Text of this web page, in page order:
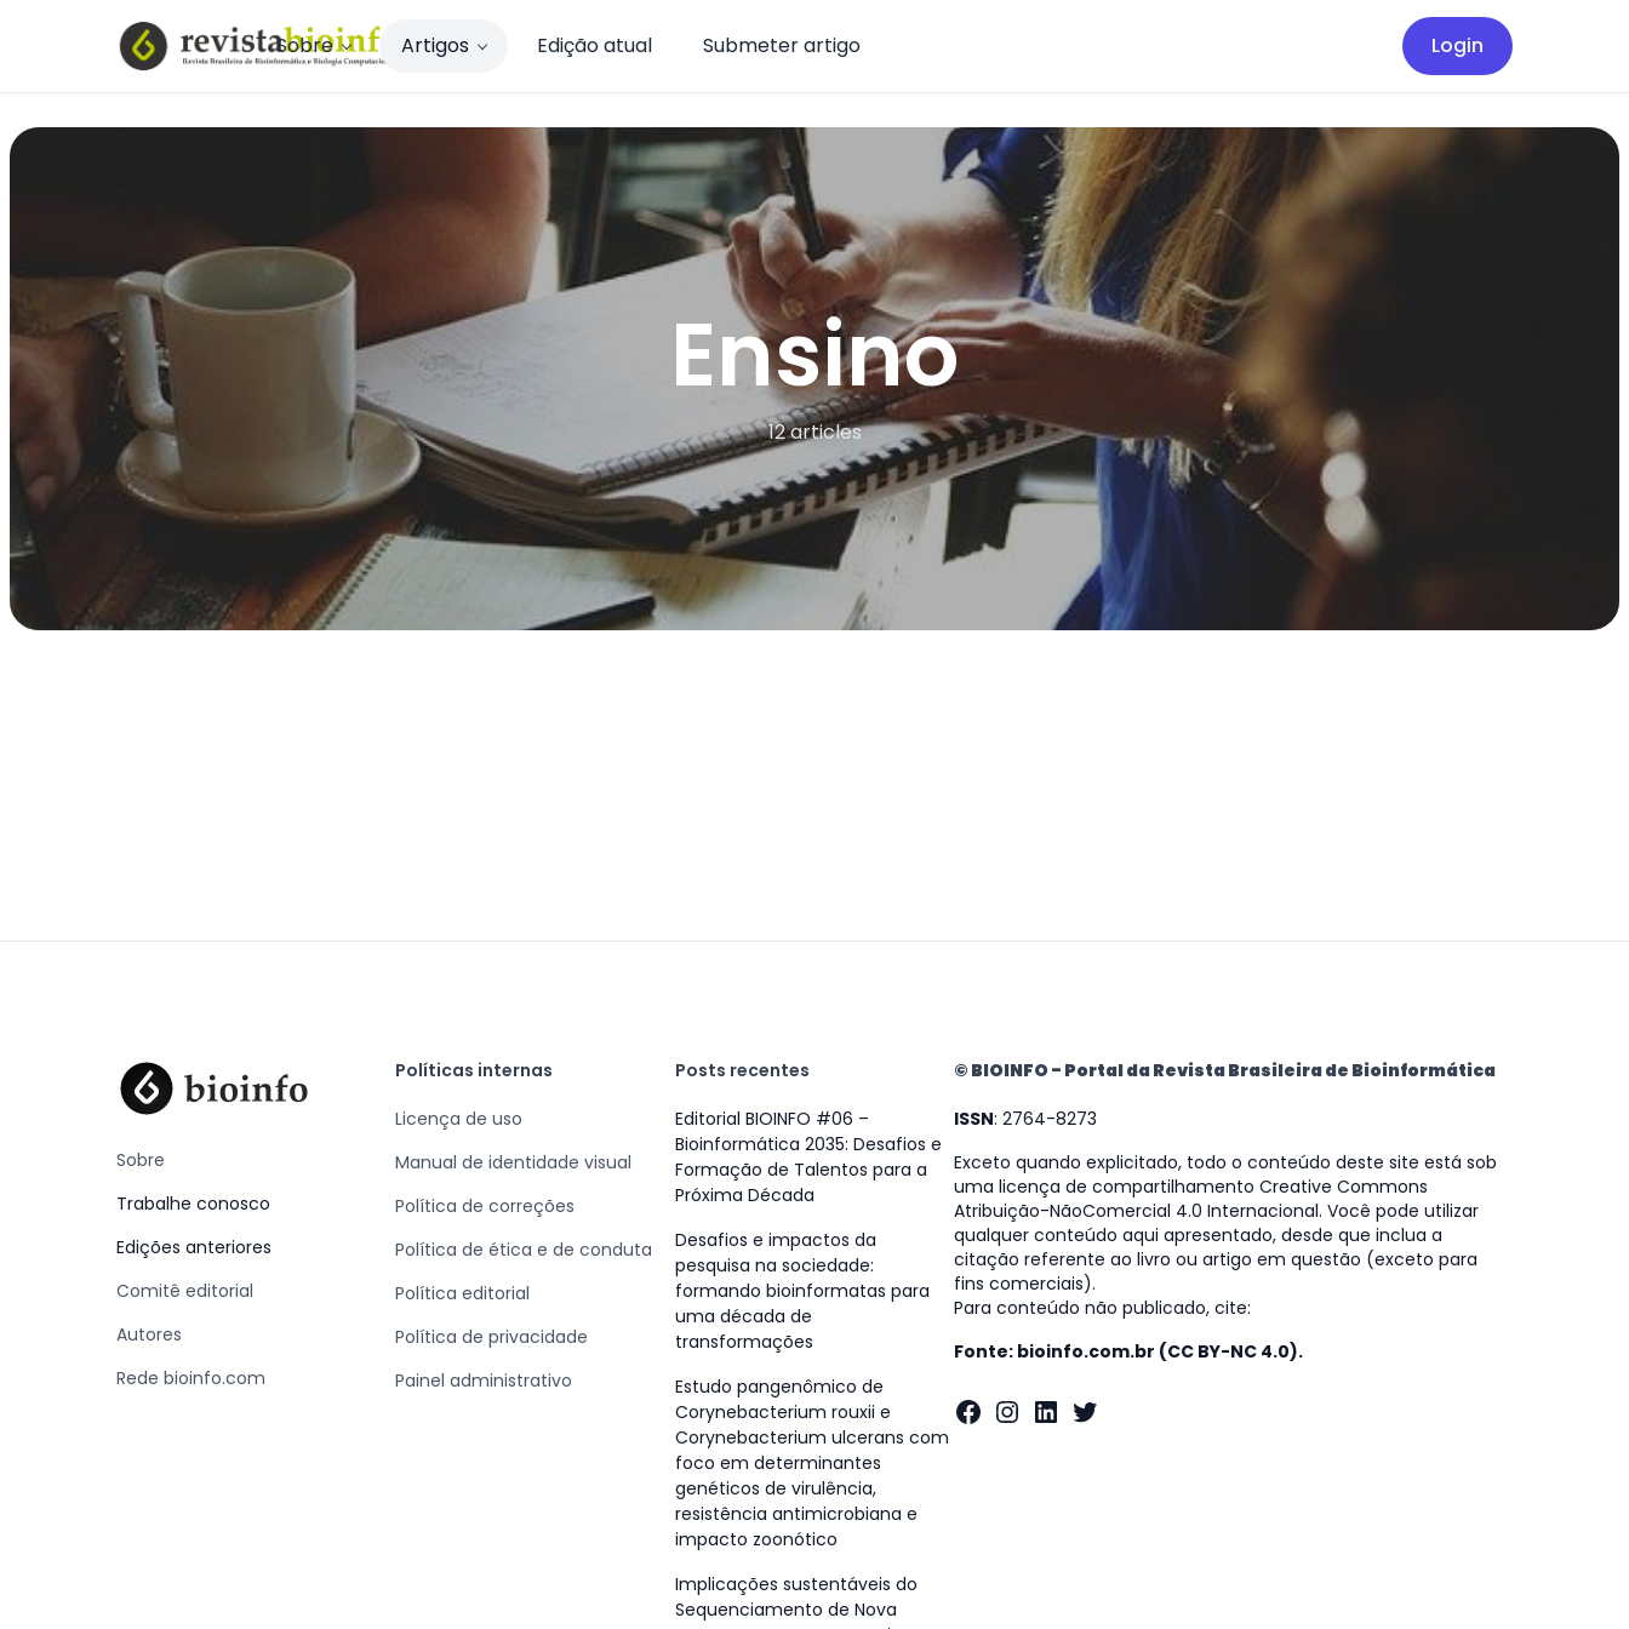
Sobre Artigos Edição atual Submeter artigo Login
Ensino
12 articles
Sobre
Trabalhe conosco
Edições anteriores
Comitê editorial
Autores
Rede bioinfo.com
Políticas internas
Licença de uso
Manual de identidade visual
Política de correções
Política de ética e de conduta
Política editorial
Política de privacidade
Painel administrativo
Posts recentes
Editorial BIOINFO #06 –
Bioinformática 2035: Desafios e
Formação de Talentos para a
Próxima Década
Desafios e impactos da
pesquisa na sociedade:
formando bioinformatas para
uma década de
transformações
Estudo pangenômico de
Corynebacterium rouxii e
Corynebacterium ulcerans com
foco em determinantes
genéticos de virulência,
resistência antimicrobiana e
impacto zoonótico
Implicações sustentáveis do
Sequenciamento de Nova
© BIOINFO - Portal da Revista Brasileira de Bioinformática
ISSN: 2764-8273
Exceto quando explicitado, todo o conteúdo deste site está sob
uma licença de compartilhamento Creative Commons
Atribuição-NãoComercial 4.0 Internacional. Você pode utilizar
qualquer conteúdo aqui apresentado, desde que inclua a
citação referente ao livro ou artigo em questão (exceto para
fins comerciais).
Para conteúdo não publicado, cite:
Fonte: bioinfo.com.br (CC BY-NC 4.0).
Facebook
Instagram
LinkedIn
Twitter